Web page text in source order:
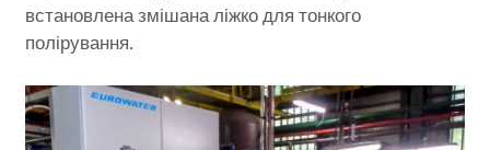
встановлена змішана ліжко для тонкого
полірування.